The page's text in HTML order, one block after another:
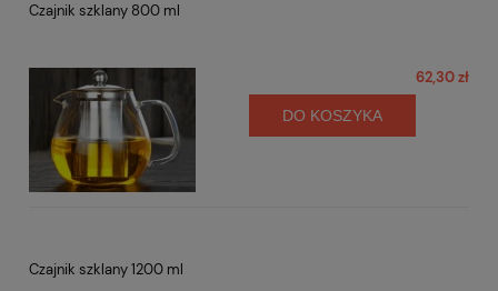
Czajnik szklany 800 ml
62,30 zł
DO KOSZYKA
Czajnik szklany 1200 ml